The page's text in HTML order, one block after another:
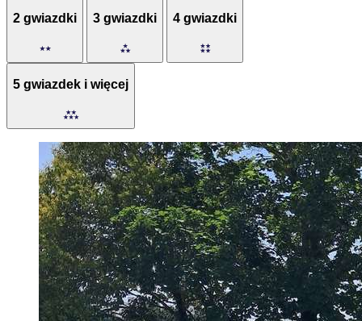
2 gwiazdki 3 gwiazdki 4 gwiazdki
5 gwiazdek i więcej